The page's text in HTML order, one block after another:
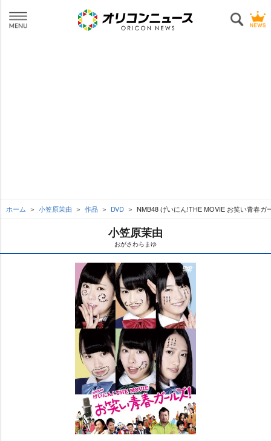
ホーム 小笠原茉由 作品 DVD NMB48 げいにん!THE MOVIE お笑い青春ガ
小笠原茉由
おがさわらまゆ